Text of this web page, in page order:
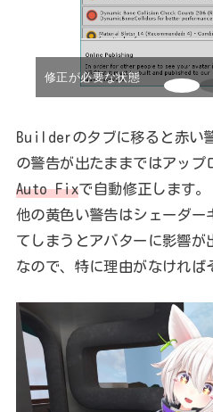
修正が必要な状態
Builderのタブに移ると赤い
の警告が出たままではアップ
Auto Fixで自動修正します。
他の黄色い警告はシェーダー
てしまうとアバターに影響が
なので、特に理由がなければ